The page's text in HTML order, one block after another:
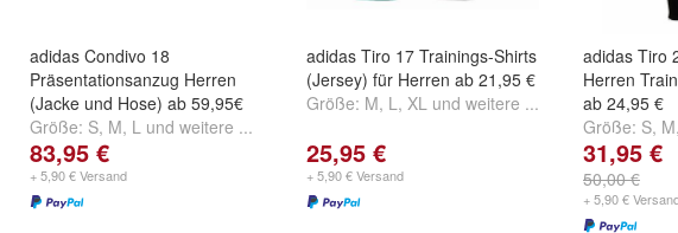
adidas Condivo 18
Präsentationsanzug Herren
(Jacke und Hose) ab 59,95€
Größe: S, M, L und weitere ...
83,95 €
+ 5,90 € Versand
adidas Tiro 17 Trainings-Shirts
(Jersey) für Herren ab 21,95 €
Größe: M, L, XL und weitere ...
25,95 €
+ 5,90 € Versand
adidas Tiro
Herren
ab 24,95 €
Größe: S, M,
31,95 €
50,00 €
+ 5,90 €